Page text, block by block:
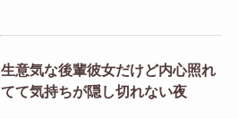
生意気な後輩彼女だけど内心照れ
てて気持ちが隠し切れない夜